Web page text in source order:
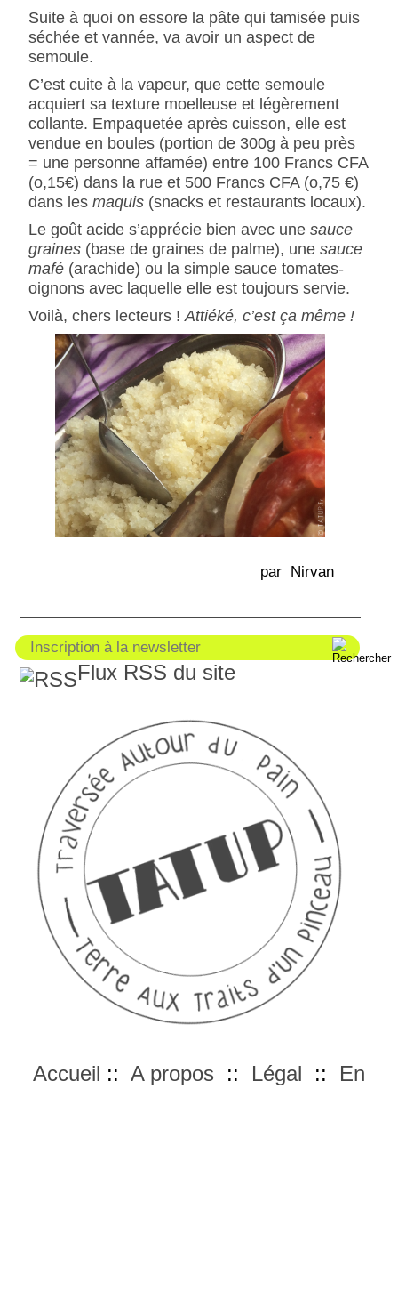
Suite à quoi on essore la pâte qui tamisée puis
séchée et vannée, va avoir un aspect de
semoule.
C’est cuite à la vapeur, que cette semoule
acquiert sa texture moelleuse et légèrement
collante. Empaquetée après cuisson, elle est
vendue en boules (portion de 300g à peu près
= une personne affamée) entre 100 Francs CFA
(o,15€) dans la rue et 500 Francs CFA (o,75 €)
dans les maquis(snacks et restaurants locaux).
Le goût acide s’apprécie bien avec une sauce
graines(base de graines de palme), une sauce
mafé(arachide) ou la simple sauce tomates-
oignons avec laquelle elle est toujours servie.
Voilà, chers lecteurs !Attiéké, c’est ça même !
par Nirvan
Flux RSS du site
Accueil :: A propos :: Légal :: En